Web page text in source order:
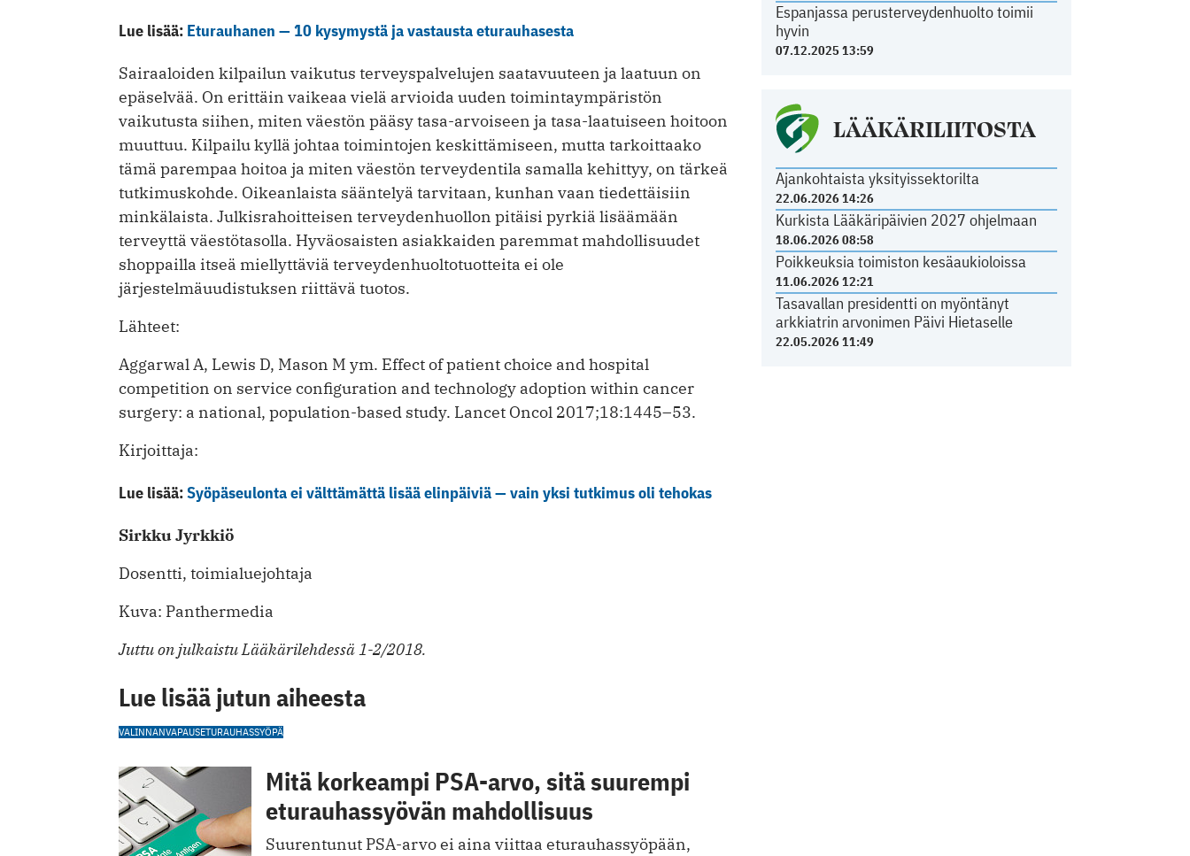
Espanjassa perusterveydenhuolto toimii
hyvin
07.12.2025 13:59
LÄÄKÄRILIITOSTA
Ajankohtaista yksityissektorilta
22.06.2026 14:26
Kurkista Lääkäripäivien 2027 ohjelmaan
18.06.2026 08:58
Poikkeuksia toimiston kesäaukioloissa
11.06.2026 12:21
Tasavallan presidentti on myöntänyt
arkkiatrin arvonimen Päivi Hietaselle
22.05.2026 11:49
Lue lisää: Eturauhanen — 10 kysymystä ja vastausta eturauhasesta
Sairaaloiden kilpailun vaikutus terveyspalvelujen saatavuuteen ja laatuun on
epäselvää. On erittäin vaikeaa vielä arvioida uuden toimintaympäristön
vaikutusta siihen, miten väestön pääsy tasa-arvoiseen ja tasa-laatuiseen hoitoon
muuttuu. Kilpailu kyllä johtaa toimintojen keskittämiseen, mutta tarkoittaako
tämä parempaa hoitoa ja miten väestön terveydentila samalla kehittyy, on tärkeä
tutkimuskohde. Oikeanlaista sääntelyä tarvitaan, kunhan vaan tiedettäisiin
minkälaista. Julkis­rahoitteisen terveydenhuollon pitäisi ­pyrkiä lisäämään
terveyttä väestötasolla. Hyväosaisten asiakkaiden paremmat mahdollisuudet
shoppailla itseä miellyttäviä terveydenhuoltotuotteita ei ole
järjestelmäuudistuksen riittävä tuotos.
Lähteet:
Aggarwal A, Lewis D, Mason M ym. Effect of patient choice and hospital
competition on service configuration and technology adoption within cancer
surgery: a national, population-based study. Lancet Oncol 2017;18:1445–53.
Kirjoittaja:
Lue lisää:Syöpäseulonta ei välttämättä lisää elinpäiviä — vain yksi tutkimus oli tehokas
Sirkku Jyrkkiö
Dosentti, toimialuejohtaja
Kuva: Panthermedia
Juttu on julkaistu Lääkärilehdessä 1-2/2018.
Lue lisää jutun aiheesta
VALINNANVAPAUSETURAUHASSYÖPÄ
Mitä korkeampi PSA-arvo, sitä suurempi
eturauhassyövän mahdollisuus
Suurentunut PSA-arvo ei aina viittaa eturauhassyöpään,